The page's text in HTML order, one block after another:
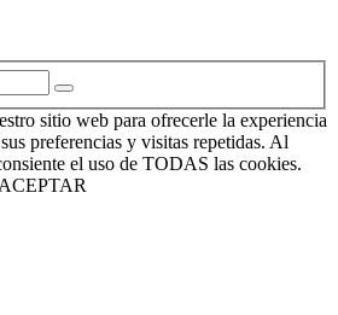
sitio web para ofrecerle la experiencia
preferencias y visitas repetidas. Al
el uso de TODAS las cookies.
ACEPTAR